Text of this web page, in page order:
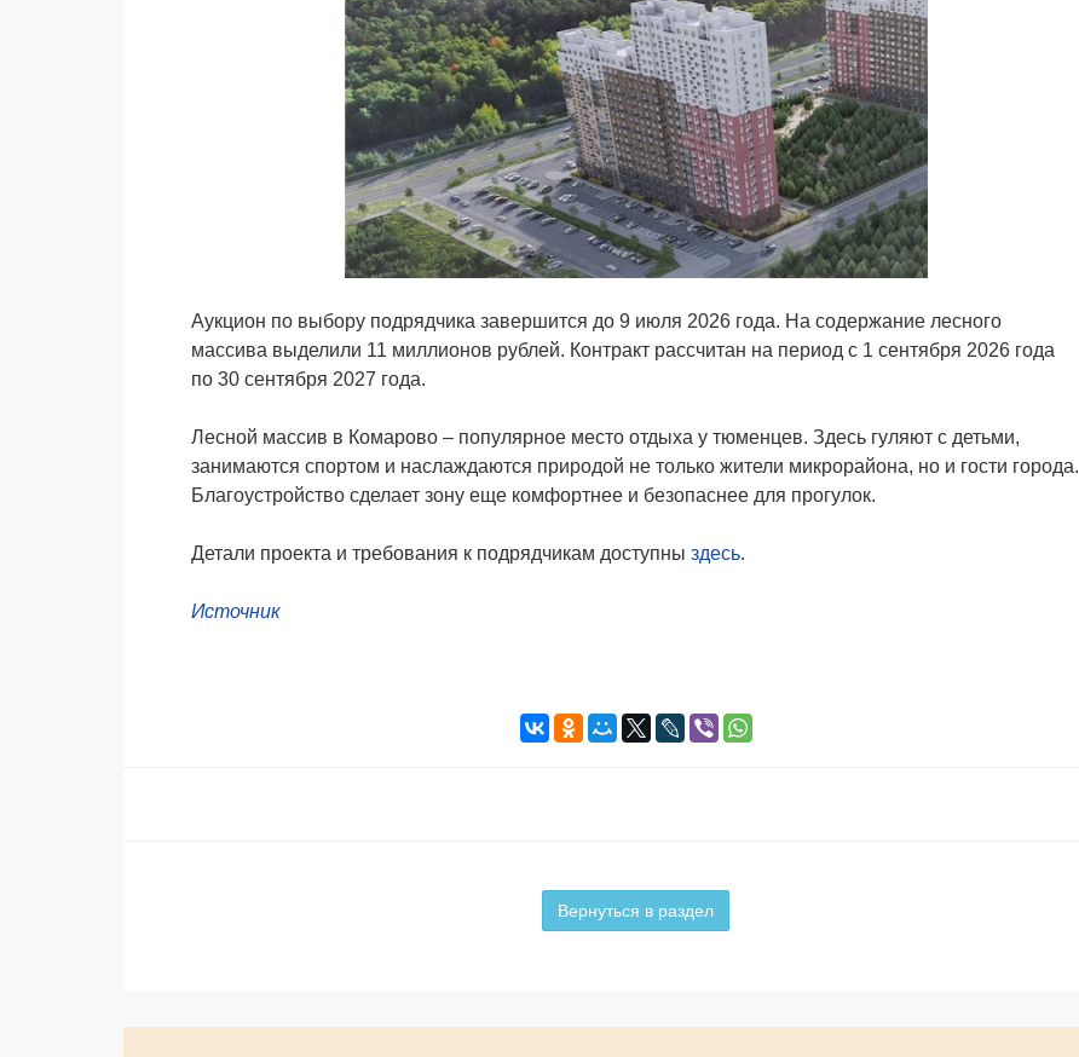
Аукцион по выбору подрядчика завершится до 9 июля 2026 года. На содержание лесного
массива выделили 11 миллионов рублей. Контракт рассчитан на период с 1 сентября 2026 года
по 30 сентября 2027 года.
Лесной массив в Комарово – популярное место отдыха у тюменцев. Здесь гуляют с детьми,
занимаются спортом и наслаждаются природой не только жители микрорайона, но и гости города.
Благоустройство сделает зону еще комфортнее и безопаснее для прогулок.
Детали проекта и требования к подрядчикам доступны здесь.
Источник
Вернуться в раздел